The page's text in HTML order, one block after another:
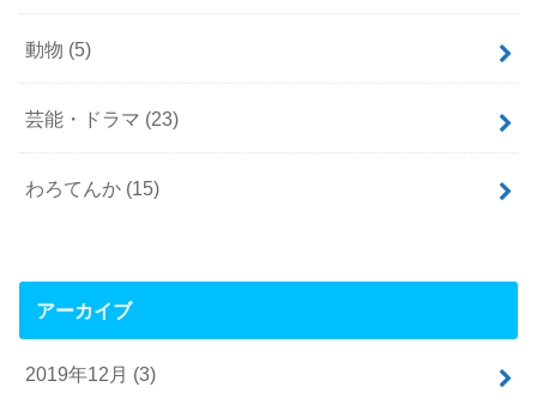
動物 (5)
芸能・ドラマ (23)
わろてんか (15)
アーカイブ
2019年12月 (3)